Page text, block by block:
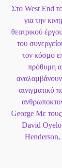
Στο West End
για την
θεατρικού
του
τον κόσμο
πρόθυμη
αινιγματικό
George Με
David